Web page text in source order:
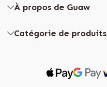
À propos de Guaw
Catégorie de produits